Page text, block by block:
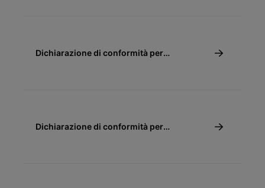
Dichiarazione di conformità per
Dichiarazione di conformità per